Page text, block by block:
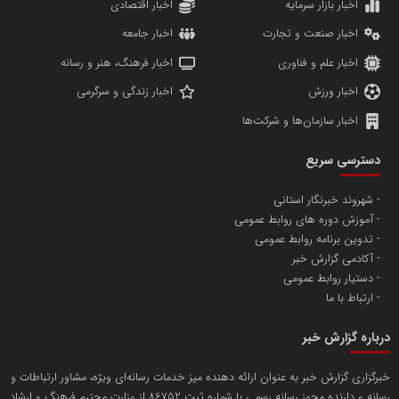
پایگاه اطلاع رسانی اعتلای نهادهای مردمی
تامین آهن اسفنجی تولیدکنندگان فولاد در کشور
مریم حاج نوروز نظری
مسعودصادقی
اخبار بازار سرمایه
اخبار اقتصادی
اخبار صنعت و تجارت
اخبار جامعه
اخبار علم و فناوری
اخبار فرهنگ، هنر و رسانه
اخبار ورزش
اخبار زندگی و سرگرمی
اخبار سازمان‌ها و شرکت‌ها
دسترسی سریع
شهروند خبرنگار استانی
آموزش دوره های روابط عمومی
تدوین برنامه روابط عمومی
آکادمی گزارش خبر
دستیار روابط عمومی
ارتباط با ما
درباره گزارش خبر
خبرگزاری گزارش خبر به عنوان ارائه دهنده میز خدمات رسانه‌ای ویژه، مشاور ارتباطات و